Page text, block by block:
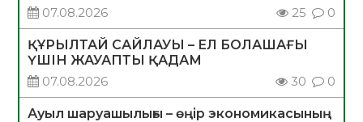
07.08.2026
25 0
ҚҰРЫЛТАЙ САЙЛАУЫ – ЕЛ БОЛАШАҒЫ
ҮШІН ЖАУАПТЫ ҚАДАМ
07.08.2026
30 0
Ауыл шаруашылығы – өңір экономикасының